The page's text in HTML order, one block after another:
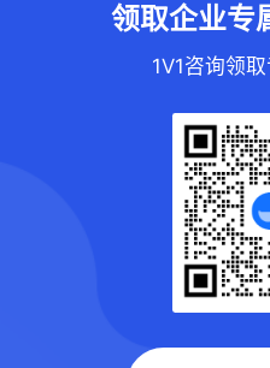
领取企业专
1V1咨询领